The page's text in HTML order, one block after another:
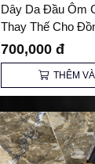
Dây Da Đầu Ôm
Thay Thế Cho
Bentley
700,000 đ
THÊM